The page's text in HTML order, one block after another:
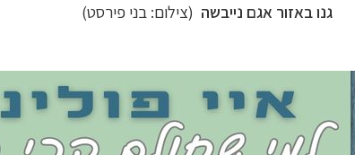
גנו באזור אגם נייבשה (צילום: בני פירסט)
היעדים »
לרשימת היעדים »